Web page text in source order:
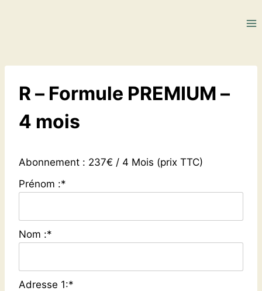
R – Formule PREMIUM –
4 mois
Abonnement : 237€ / 4 Mois (prix TTC)
Prénom :*
Nom :*
Adresse 1:*